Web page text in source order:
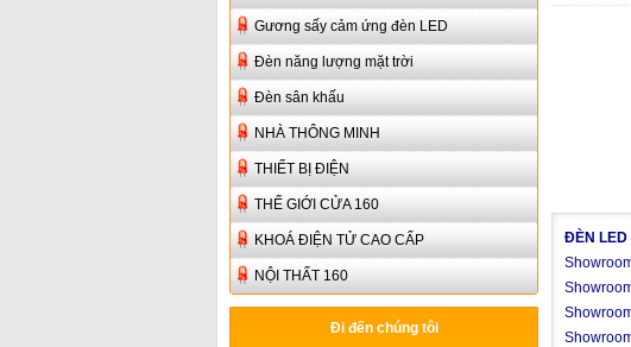
Gương sấy cảm ứng đèn LED
Đèn năng lượng mặt trời
Đèn sân khấu
NHÀ THÔNG MINH
THIẾT BỊ ĐIỆN
THẾ GIỚI CỬA 160
KHOÁ ĐIỆN TỬ CAO CẤP
NỘI THẤT 160
Đi đến chúng tôi
ĐÈN LED